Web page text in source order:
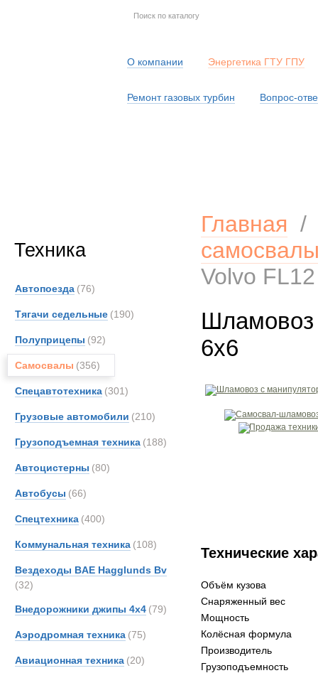
О компании Энергетика ГТУ ГПУ
Ремонт газовых турбин Вопрос-
Техника
Автопоезда (76)
Тягачи седельные (190)
Полуприцепы (92)
Самосвалы (356)
Спецавтотехника (301)
Грузовые автомобили (210)
Грузоподъемная техника (188)
Автоцистерны (80)
Автобусы (66)
Спецтехника (400)
Коммунальная техника (108)
Вездеходы BAE Hagglunds Bv
(32)
Внедорожники джипы 4х4 (79)
Аэродромная техника (75)
Авиационная техника (20)
Главная
Volvo
Шламовоз
6x6
Технические
Объём кузова
Снаряженный вес
Мощность
Колёсная формула
Производитель
Грузоподъемность